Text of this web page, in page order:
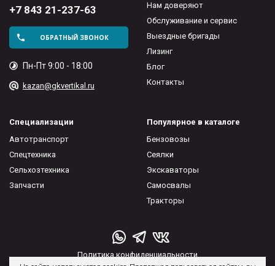
+7 843 21-237-63
ОБРАТНЫЙ ЗВОНОК
Пн-Пт 9:00 - 18:00
kazan@gkvertikal.ru
Нам доверяют
Обслуживание и сервис
Выездные бригады
Лизинг
Блог
Контакты
Специализации
Автотранспорт
Спецтехника
Сельхозтехника
Запчасти
Популярное в каталоге
Бензовозы
Сеялки
Экскаваторы
Самосвалы
Тракторы
Политика конфиденциальности